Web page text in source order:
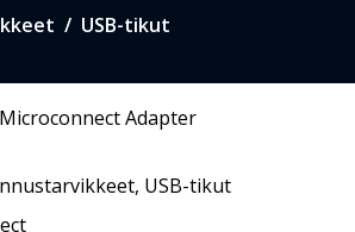
USB-tikut
, USB-tikut